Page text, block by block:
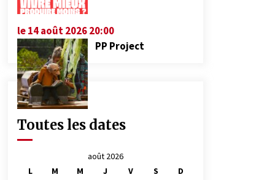
le 14 août 2026 20:00
PP Project
Toutes les dates
août 2026
L
M M J V S
D